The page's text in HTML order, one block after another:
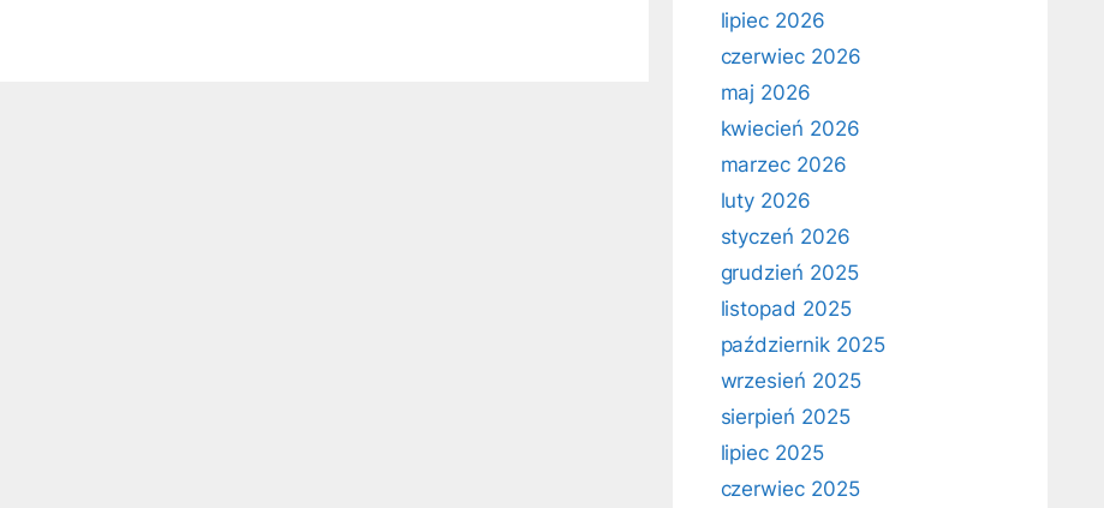
lipiec 2026
czerwiec 2026
maj 2026
kwiecień 2026
marzec 2026
luty 2026
styczeń 2026
grudzień 2025
listopad 2025
październik 2025
wrzesień 2025
sierpień 2025
lipiec 2025
czerwiec 2025